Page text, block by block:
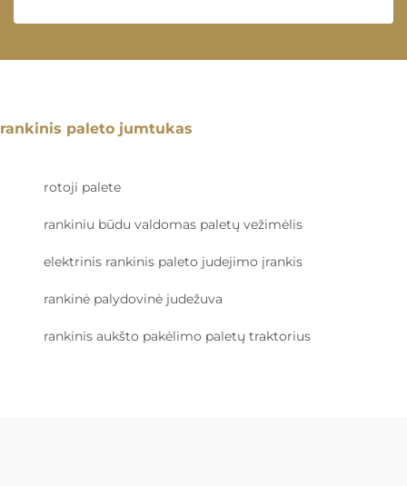
rankinis paleto jumtukas
rotoji palete
rankiniu būdu valdomas paletų vežimėlis
elektrinis rankinis paleto judejimo įrankis
rankinė palydovinė judežuva
rankinis aukšto pakėlimo paletų traktorius